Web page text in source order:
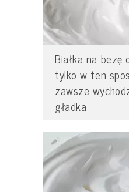
Białka na bezę
tylko w ten
zawsze
gładka